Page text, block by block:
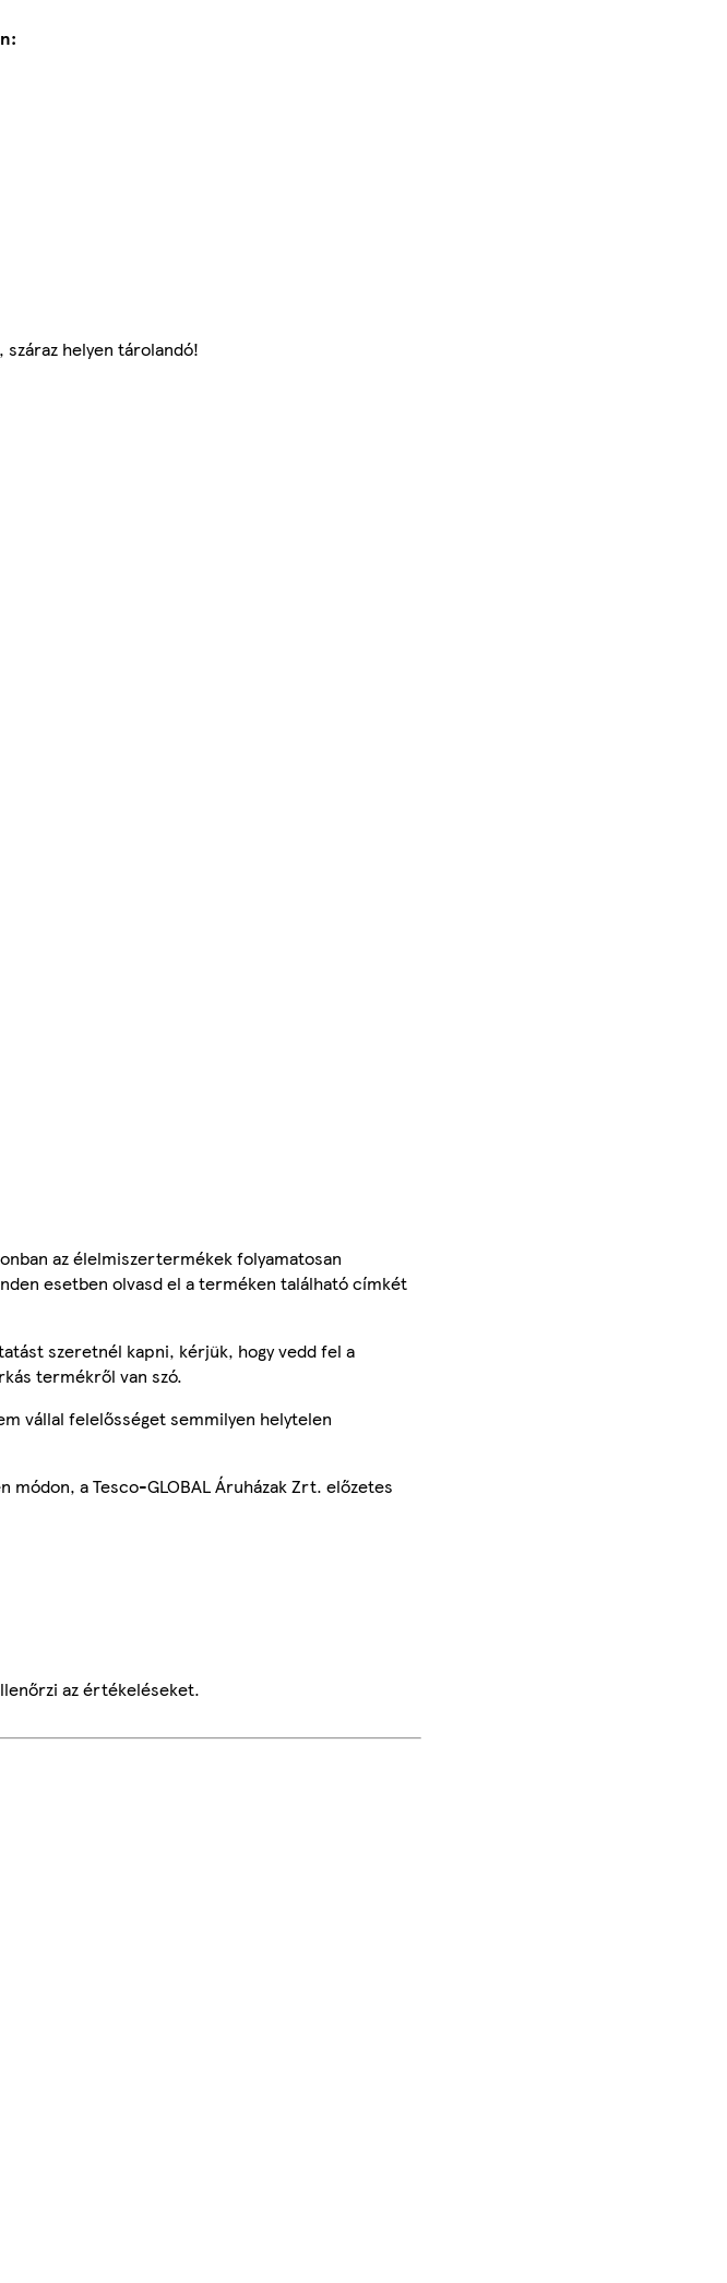
helyen tárolandó!
az élelmiszertermékek folyamatosan
esetben olvasd el a terméken található címkét
szeretnél kapni, kérjük, hogy vedd fel a
termékről van szó.
vállal felelősséget semmilyen helytelen
a Tesco-GLOBAL Áruházak Zrt. előzetes
az értékeléseket.